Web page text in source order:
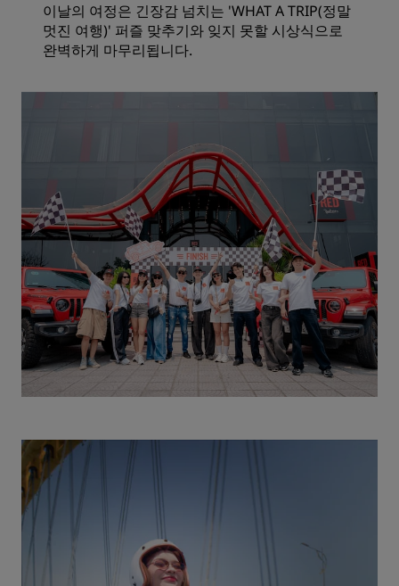
이날의 여정은 긴장감 넘치는 'WHAT A TRIP(정말
멋진 여행)' 퍼즐 맞추기와 잊지 못할 시상식으로
완벽하게 마무리됩니다.